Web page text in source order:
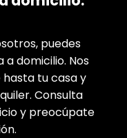
puedes
domicilio. Nos
tu casa y
Consulta
y preocúpate